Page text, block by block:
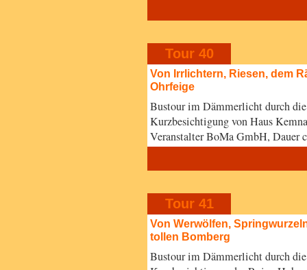
Tour 40
Von Irrlichtern, Riesen, dem
Ohrfeige
Bustour im Dämmerlicht durch
Kurzbesichtigung von Haus
Veranstalter BoMa GmbH, Dauer
Tour 41
Von Werwölfen,
tollen Bomberg
Bustour im Dämmerlicht durch